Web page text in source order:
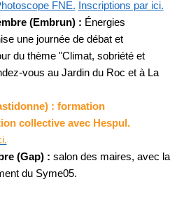
FNE. Inscriptions par ici.
(Embrun) : Énergies
une journée de débat et
du thème "Climat, sobriété et
vous au Jardin du Roc et à La
: formation
collective avec Hespul.
(Gap) : salon des maires, avec la
du Syme05.